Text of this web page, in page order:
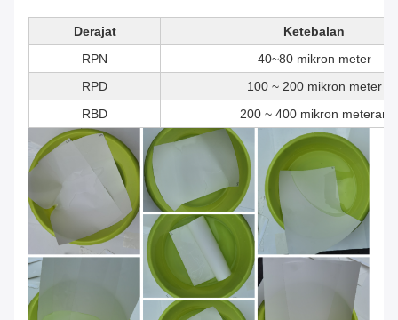
Derajat
Ketebalan
RPN
40~80 mikron meter
RPD
100 ~ 200 mikron meter
RBD
200 ~ 400 mikron meteran